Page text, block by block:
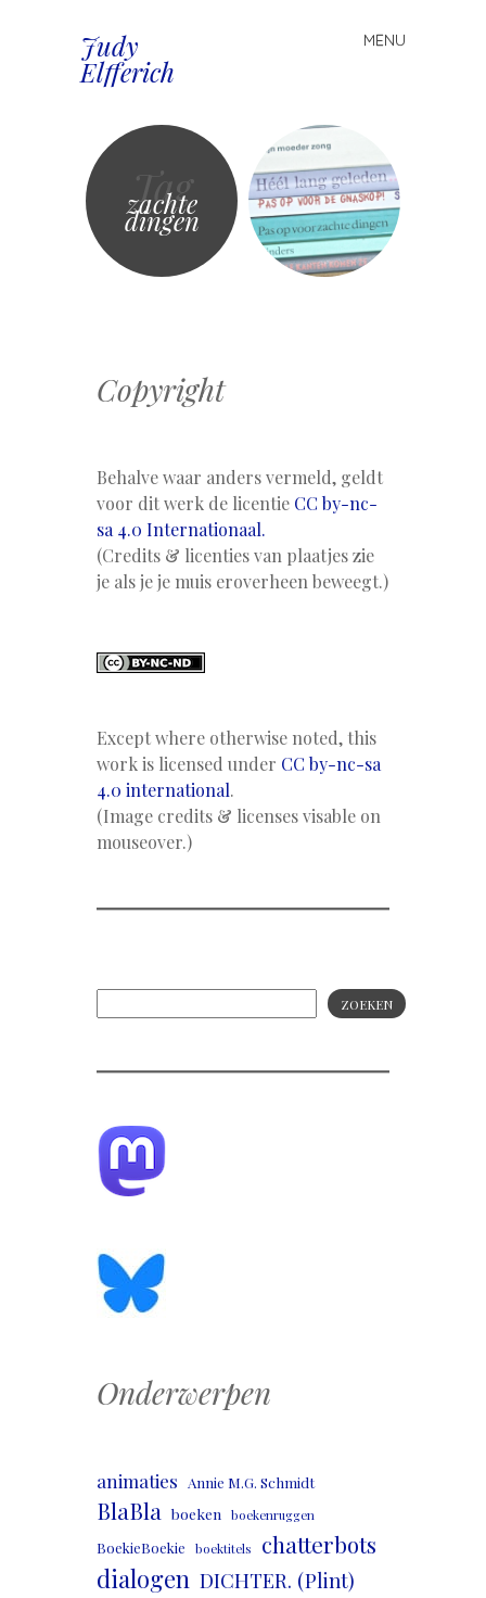
Judy
Elfferich
MENU
Spring
naar
Tag
zachte
dingen
Copyright
Behalve waar anders vermeld, geldt
voor dit werk de licentie CC by-nc-
sa 4.0 Internationaal.
(Credits & licenties van plaatjes zie
je als je je muis eroverheen beweegt.)
Except where otherwise noted, this
work is licensed under CC by-nc-sa
4.0 international.
(Image credits & licenses visable on
mouseover.)
ZOEKEN
Onderwerpen
animaties Annie M.G. Schmidt
BlaBla boeken boekenruggen
BoekieBoekie boektitels chatterbots
dialogen DICHTER. (Plint)